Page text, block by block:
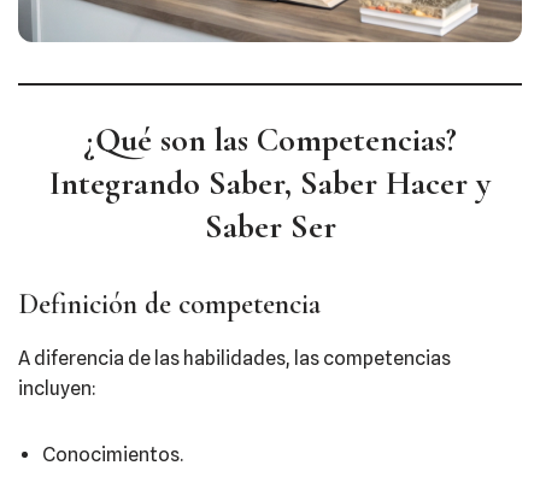
¿Qué son las Competencias?
Integrando Saber, Saber Hacer y
Saber Ser
Definición de competencia
A diferencia de las habilidades, las competencias
incluyen:
Conocimientos.